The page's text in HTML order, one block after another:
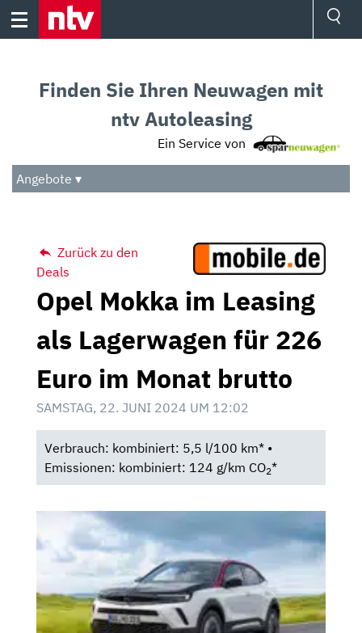
Skip
Audio
Das Beste
Finden Sie Ihren Neuwagen mit
ntv Autoleasing
Ein Service von
Angebote ▾
Zurück zu den
Deals
Opel Mokka im Leasing
als Lagerwagen für 226
Euro im Monat brutto
SAMSTAG, 22. JUNI 2024 UM 12:02
Verbrauch: kombiniert: 5,5 l/100 km* •
Emissionen: kombiniert: 124 g/km CO2*